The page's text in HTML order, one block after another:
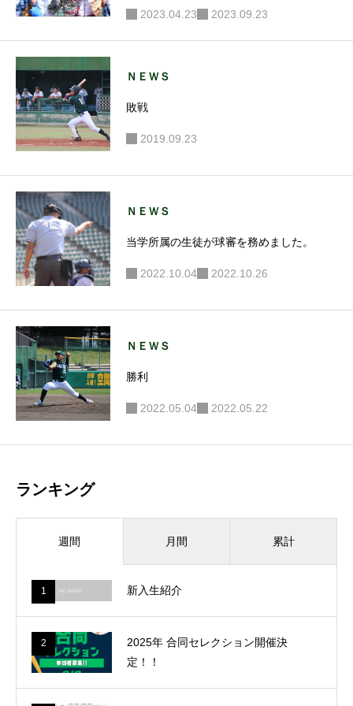
2023.04.23 2023.09.23
ＮＥＷＳ
敗戦
2019.09.23
ＮＥＷＳ
当学所属の生徒が球審を務めました。
2022.10.04 2022.10.26
ＮＥＷＳ
勝利
2022.05.04 2022.05.22
ランキング
週間 月間 累計
1 新入生紹介
2
2025年 合同セレクション開催決
定！！